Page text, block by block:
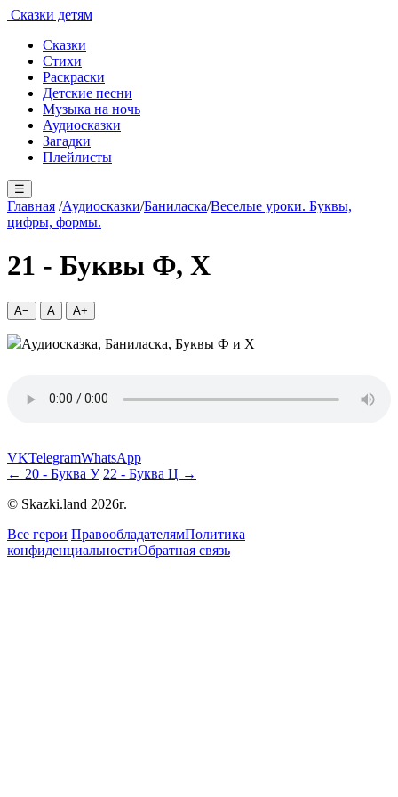
Сказки детям
Сказки
Стихи
Раскраски
Детские песни
Музыка на ночь
Аудиосказки
Загадки
Плейлисты
☰
Главная /Аудиосказки/Баниласка/Веселые уроки. Буквы,
цифры, формы.
21 - Буквы Ф, Х
A− A A+
VKTelegramWhatsApp
← 20 - Буква У 22 - Буква Ц →
© Skazki.land 2026г.
Все герои ПравообладателямПолитика
конфиденциальностиОбратная связь